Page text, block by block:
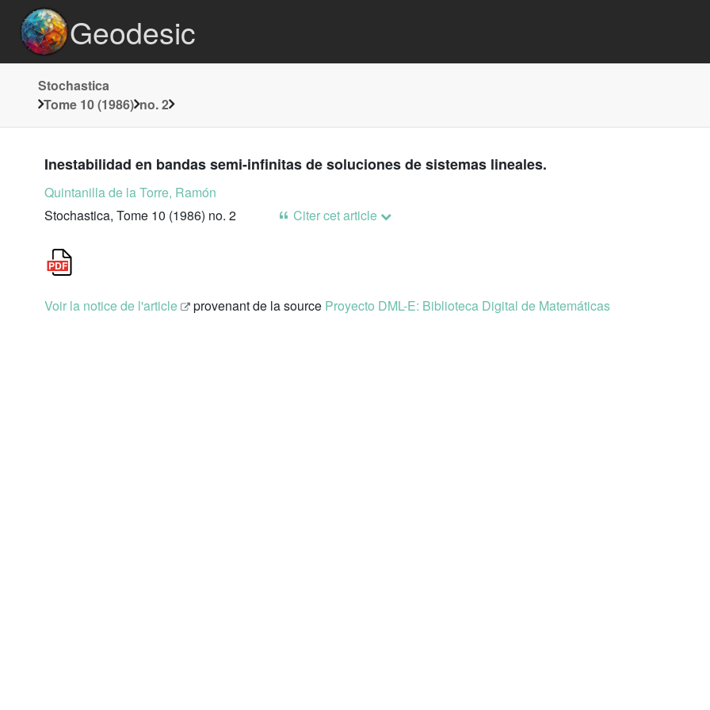
Geodesic
Stochastica
Tome 10 (1986) no. 2
Inestabilidad en bandas semi-infinitas de soluciones de sistemas lineales.
Quintanilla de la Torre, Ramón
Stochastica, Tome 10 (1986) no. 2
Citer cet article
Voir la notice de l'article provenant de la source Proyecto DML-E: Biblioteca Digital de Matemáticas